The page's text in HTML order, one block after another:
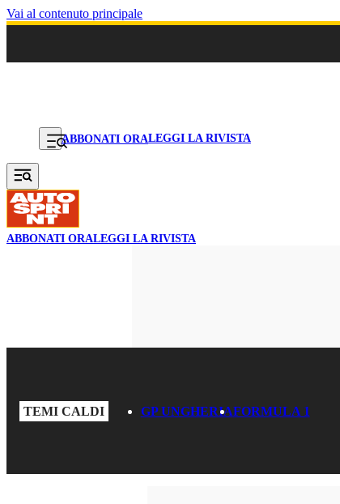
Vai al contenuto principale
ABBONATI ORALEGGI LA RIVISTA
ABBONATI ORALEGGI LA RIVISTA
TEMI CALDI GP UNGHERIAFORMULA 1